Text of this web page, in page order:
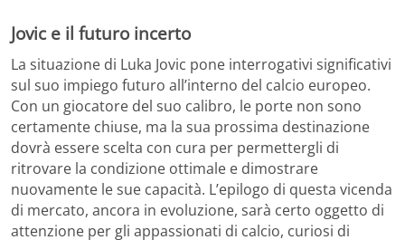
Jovic e il futuro incerto
La situazione di Luka Jovic pone interrogativi significativi
sul suo impiego futuro all’interno del calcio europeo.
Con un giocatore del suo calibro, le porte non sono
certamente chiuse, ma la sua prossima destinazione
dovrà essere scelta con cura per permettergli di
ritrovare la condizione ottimale e dimostrare
nuovamente le sue capacità. L’epilogo di questa vicenda
di mercato, ancora in evoluzione, sarà certo oggetto di
attenzione per gli appassionati di calcio, curiosi di